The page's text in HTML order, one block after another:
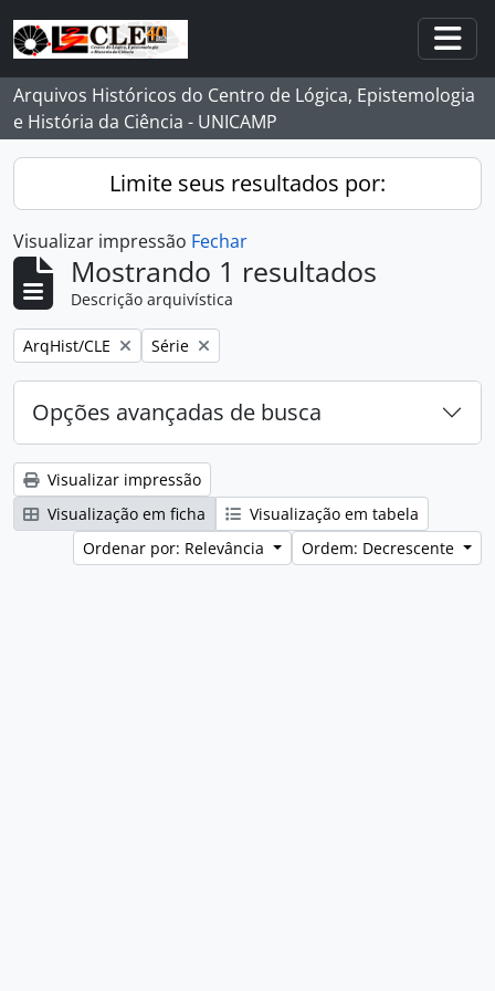
Skip to main content
Arquivos Históricos do Centro de Lógica, Epistemologia
e História da Ciência - UNICAMP
Limite seus resultados por:
Visualizar impressão Fechar
Mostrando 1 resultados
Descrição arquivística
Remover filtro:
ArqHist/CLE Remover filtro:
Série
Opções avançadas de busca
Visualizar impressão
Visualização em ficha
Visualização em tabela
Ordenar por: Relevância
Ordem: Decrescente